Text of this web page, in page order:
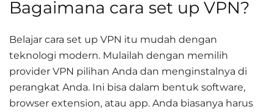
Bagaimana cara set up VPN?
Belajar cara set up VPN itu mudah dengan
teknologi modern. Mulailah dengan memilih
provider VPN pilihan Anda dan menginstalnya di
perangkat Anda. Ini bisa dalam bentuk software,
browser extension, atau app. Anda biasanya harus